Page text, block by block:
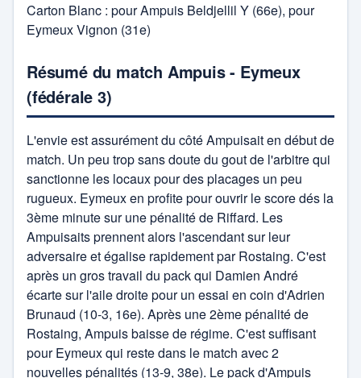
Carton Blanc : pour Ampuis Beldjellil Y (66e), pour
Eymeux Vignon (31e)
Résumé du match Ampuis - Eymeux
(fédérale 3)
L'envie est assurément du côté Ampuisait en début de
match. Un peu trop sans doute du gout de l'arbitre qui
sanctionne les locaux pour des placages un peu
rugueux. Eymeux en profite pour ouvrir le score dés la
3ème minute sur une pénalité de Riffard. Les
Ampuisaits prennent alors l'ascendant sur leur
adversaire et égalise rapidement par Rostaing. C'est
après un gros travail du pack qui Damien André
écarte sur l'aile droite pour un essai en coin d'Adrien
Brunaud (10-3, 16e). Après une 2ème pénalité de
Rostaing, Ampuis baisse de régime. C'est suffisant
pour Eymeux qui reste dans le match avec 2
nouvelles pénalités (13-9, 38e). Le pack d'Ampuis